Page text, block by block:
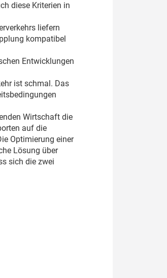
diese Kriterien in
liefern
kompatibel
Entwicklungen
ist schmal. Das
Wirtschaft die
auf die
Optimierung einer
Lösung über
sich die zwei